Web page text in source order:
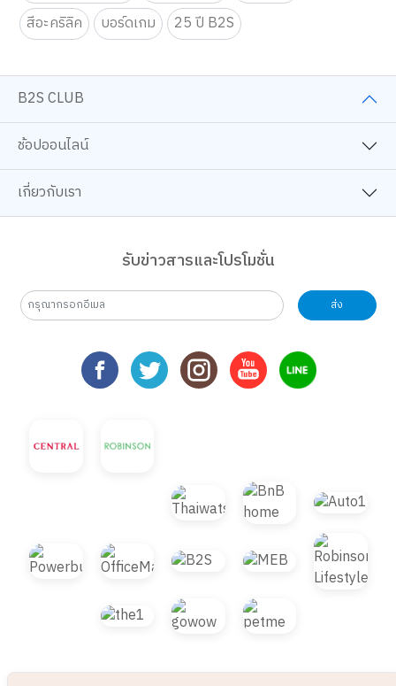
สีอะคริลิค
บอร์ดเกม 25 ปี B2S
B2S CLUB
ช้อปออนไลน์
เกี่ยวกับเรา
รับข่าวสารและโปรโมชั่น
ส่ง
Design by1001click.